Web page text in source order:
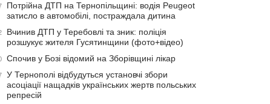
Потрійна ДТП на Тернопільщині: водія Peugeot
затисло в автомобілі, постраждала дитина
Вчинив ДТП у Теребовлі та зник: поліція
розшукує жителя Гусятинщини (фото+відео)
Спочив у Бозі відомий на Зборівщині лікар
У Тернополі відбудуться установчі збори
асоціації нащадків українських жертв польських
репресій